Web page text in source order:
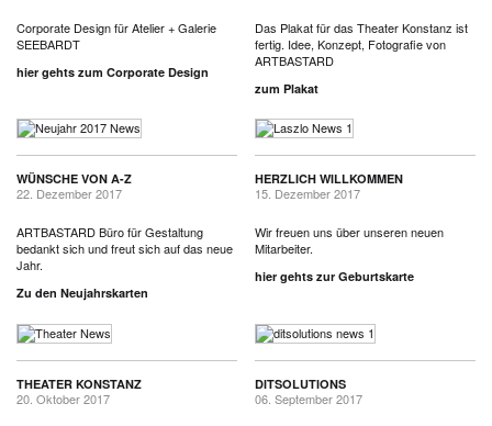
Corporate Design für Atelier + Galerie
SEEBARDT
hier gehts zum Corporate Design
Das Plakat für das Theater Konstanz ist
fertig. Idee, Konzept, Fotografie von
ARTBASTARD
zum Plakat
WÜNSCHE VON A-Z
22. Dezember 2017
ARTBASTARD Büro für Gestaltung
bedankt sich und freut sich auf das neue
Jahr.
Zu den Neujahrskarten
HERZLICH WILLKOMMEN
15. Dezember 2017
Wir freuen uns über unseren neuen
Mitarbeiter.
hier gehts zur Geburtskarte
THEATER KONSTANZ
20. Oktober 2017
DITSOLUTIONS
06. September 2017